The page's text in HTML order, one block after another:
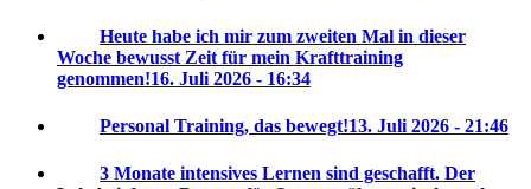
Heute habe ich mir zum zweiten Mal in dieser
Woche bewusst Zeit für mein Krafttraining
genommen!16. Juli 2026 - 16:34
Personal Training, das bewegt!13. Juli 2026 - 21:46
3 Monate intensives Lernen sind geschafft. Der